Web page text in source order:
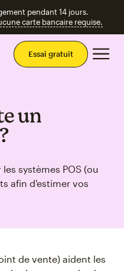
pendant 14 jours.
carte bancaire requise.
Essai gratuit
un
systèmes POS (ou
afin d'estimer vos
de vente) aident les